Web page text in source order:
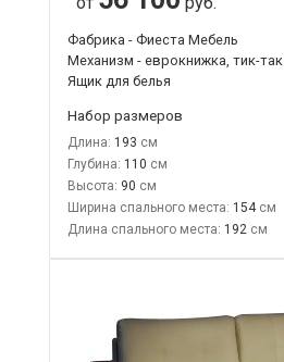
Фабрика - Фиеста Мебель
Механизм - еврокнижка, тик-так
Ящик для белья
Набор размеров
Длина: 193
Глубина: 110
Высота: 90
Ширина спального места: 154
Длина спального места: 192